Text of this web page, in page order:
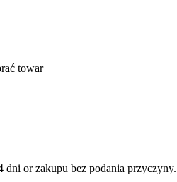
towar
or zakupu bez podania przyczyny.